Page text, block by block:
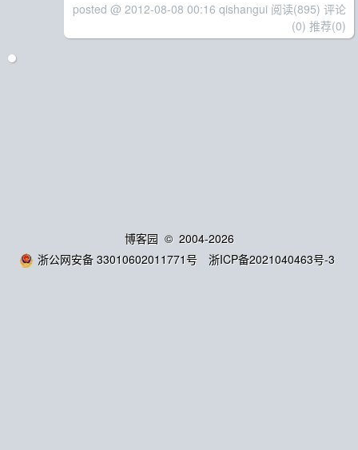
posted @ 2012-08-08 00:16 qishangui 阅读(895) 评论
(0) 推荐(0)
博客园 © 2004-2026
浙公网安备 33010602011771号
浙ICP备2021040463号-3